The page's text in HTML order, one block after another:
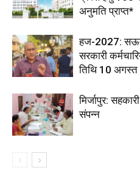
अनुमति प्राप्त*
हज-2027:
सरकारी
तिथि 10 अगस्त
मिर्जापुर:
संपन्न